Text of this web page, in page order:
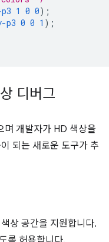
1 0 0);
p3 0 0 1 );
디버그
며 개발자가 HD 색상을
되는 새로운 도구가 추
상 공간을 지원합니다.